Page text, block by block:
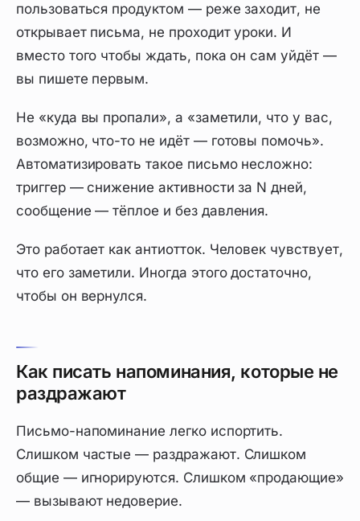
пользоваться продуктом — реже заходит, не
открывает письма, не проходит уроки. И
вместо того чтобы ждать, пока он сам уйдёт —
вы пишете первым.
Не «куда вы пропали», а «заметили, что у вас,
возможно, что-то не идёт — готовы помочь».
Автоматизировать такое письмо несложно:
триггер — снижение активности за N дней,
сообщение — тёплое и без давления.
Это работает как антиотток. Человек чувствует,
что его заметили. Иногда этого достаточно,
чтобы он вернулся.
Как писать напоминания, которые не
раздражают
Письмо-напоминание легко испортить.
Слишком частые — раздражают. Слишком
общие — игнорируются. Слишком «продающие»
— вызывают недоверие.